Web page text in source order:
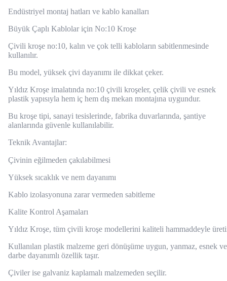
Endüstriyel montaj hatları ve kablo kanalları
Büyük Çaplı Kablolar için No:10 Kroşe
Çivili kroşe no:10, kalın ve çok telli kabloların sabitlenmesinde
kullanılır.
Bu model, yüksek çivi dayanımı ile dikkat çeker.
Yıldız Kroşe imalatında no:10 çivili kroşeler, çelik çivili ve esnek
plastik yapısıyla hem iç hem dış mekan montajına uygundur.
Bu kroşe tipi, sanayi tesislerinde, fabrika duvarlarında, şantiye
alanlarında güvenle kullanılabilir.
Teknik Avantajlar:
Çivinin eğilmeden çakılabilmesi
Yüksek sıcaklık ve nem dayanımı
Kablo izolasyonuna zarar vermeden sabitleme
Kalite Kontrol Aşamaları
Yıldız Kroşe, tüm çivili kroşe modellerini kaliteli hammaddeyle
Kullanılan plastik malzeme geri dönüşüme uygun, yanmaz, esnek ve
darbe dayanımlı özellik taşır.
Çiviler ise galvaniz kaplamalı malzemeden seçilir.